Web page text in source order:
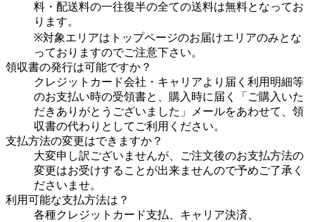
料・配送料の一往復半の全ての送料は無料となってお
ります。
※対象エリアはトップページのお届けエリアのみとな
っておりますのでご注意下さい。
領収書の発行は可能ですか？
クレジットカード会社・キャリアより届く利用明細等
のお支払い時の受領書と、購入時に届く「ご購入いた
だきありがとうございました」メールをあわせて、領
収書の代わりとしてご利用ください。
支払方法の変更はできますか？
大変申し訳ございませんが、ご注文後のお支払方法の
変更はお受けすることが出来ませんので予めご了承く
ださいませ。
利用可能な支払方法は？
各種クレジットカード支払、キャリア決済、